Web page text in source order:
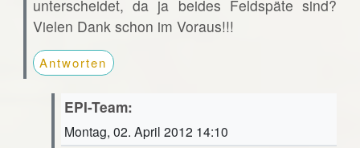
unterscheidet, da ja beides Feldspäte sind?
Vielen Dank schon im Voraus!!!
Antworten
EPI-Team:
Montag, 02. April 2012 14:10